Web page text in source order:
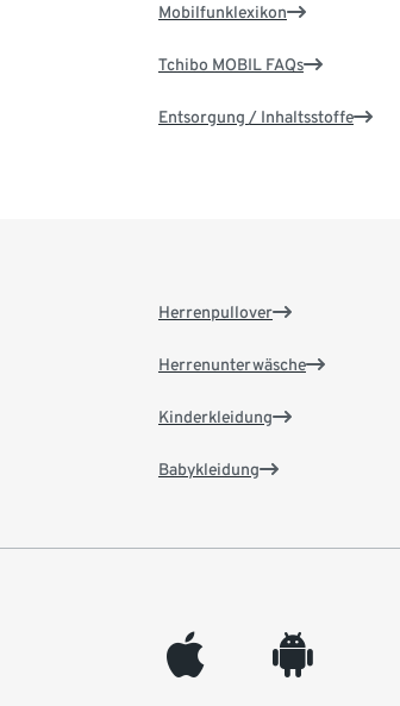
Mobilfunklexikon
Tchibo MOBIL FAQs
Entsorgung / Inhaltsstoffe
Herrenpullover
Herrenunterwäsche
Kinderkleidung
Babykleidung
appleinc android